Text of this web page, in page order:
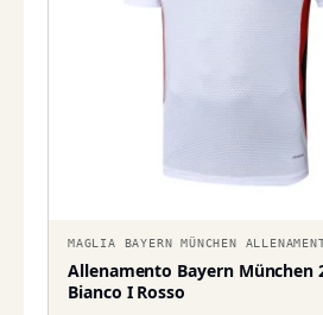
MAGLIA BAYERN MÜNCHEN
Allenamento Bayern München
Bianco I Rosso